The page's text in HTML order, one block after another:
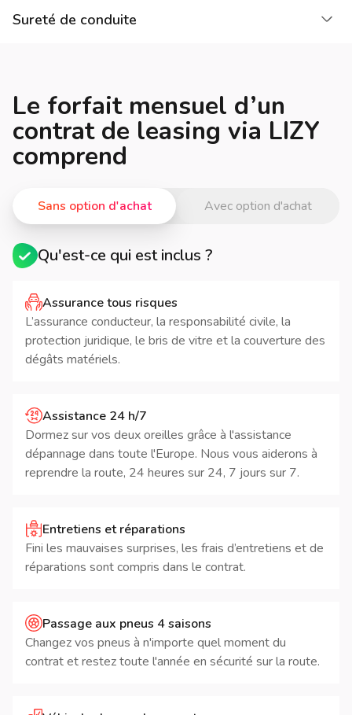
Sureté de conduite
Le forfait mensuel d’un
contrat de leasing via LIZY
comprend
Avec option d'achat
Sans option d'achat
Qu'est-ce qui est inclus ?
Assurance tous risques
L’assurance conducteur, la responsabilité civile, la
protection juridique, le bris de vitre et la couverture des
dégâts matériels.
Assistance 24 h/7
Dormez sur vos deux oreilles grâce à l'assistance
dépannage dans toute l'Europe. Nous vous aiderons à
reprendre la route, 24 heures sur 24, 7 jours sur 7.
Entretiens et réparations
Fini les mauvaises surprises, les frais d’entretiens et de
réparations sont compris dans le contrat.
Passage aux pneus 4 saisons
Changez vos pneus à n'importe quel moment du
contrat et restez toute l'année en sécurité sur la route.